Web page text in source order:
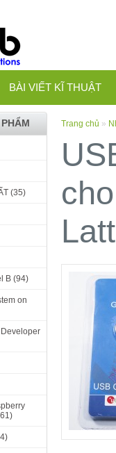
BÀI VIẾT KĨ THUẬT
(35)
B (94)
on
Developer
Trang chủ »